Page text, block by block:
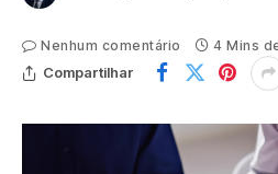
Nenhum comentário 4 Mins
Compartilhar